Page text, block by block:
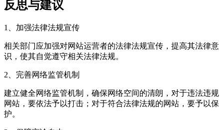
反思与建议
1、加强法律法规宣传
相关部门应加强对网站运营者的法律法规宣传，提高其法律意
识，使其自觉遵守相关法律法规。
2、完善网络监管机制
建立健全网络监管机制，确保网络空间的清朗，对于违法违规
网站，要依法予以打击；对于符合法律法规的网站，要予以保
护。